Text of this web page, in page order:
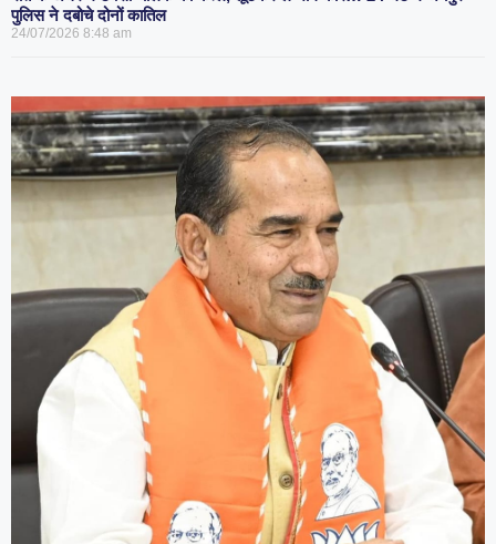
पुलिस ने दबोचे दोनों कातिल
24/07/2026 8:48 am